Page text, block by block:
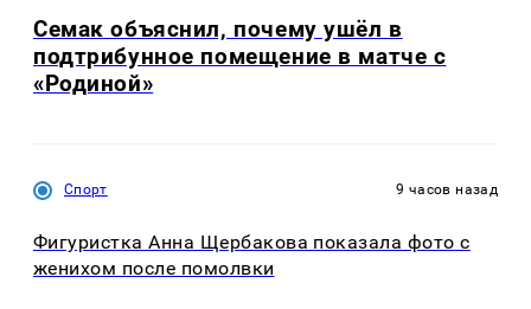
Семак объяснил, почему ушёл в
подтрибунное помещение в матче с
«Родиной»
Спорт 9 часов назад
Фигуристка Анна Щербакова показала фото с
женихом после помолвки